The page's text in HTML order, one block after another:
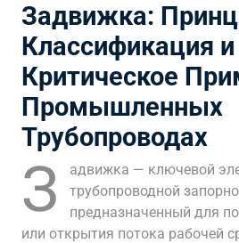
Задвижка:
Классификация и
Критическое
Промышленных
Трубопроводах
З
адвижка — ключевой
трубопроводной
предназначенный для
или открытия потока рабочей